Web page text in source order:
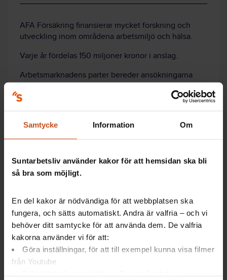
Samtycke Information Om
Suntarbetsliv använder kakor för att hemsidan ska bli
så bra som möjligt.
En del kakor är nödvändiga för att webbplatsen ska
fungera, och sätts automatiskt. Andra är valfria – och vi
behöver ditt samtycke för att använda dem. De valfria
kakorna använder vi för att:
Göra inställningar, för att till exempel kunna visa filmer
från Youtube
AFA Försäkring finansierar mycket forskning och
utveckling inom områdena arbetsmiljö och hälsa.
Varje år fördelas 150 miljoner kronor i anslag.
Arbetsmarknadens parter bereder ansökningarna
Om AFA Försäkring
AFA Försäkring ägs av arbetsmarknadsparterna
Svenskt Näringsliv, LO och PTK. Sveriges Kommuner
och Regioner, SKR, är den största uppdragsgivaren.